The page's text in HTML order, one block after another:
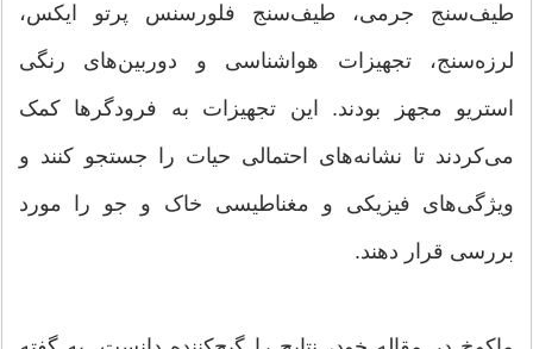
طیف‌سنج جرمی، طیف‌سنج فلورسنس پرتو ایکس،
لرزه‌سنج، تجهیزات هواشناسی و دوربین‌های رنگی
استریو مجهز بودند. این تجهیزات به فرودگرها کمک
می‌کردند تا نشانه‌های احتمالی حیات را جستجو کنند و
ویژگی‌های فیزیکی و مغناطیسی خاک و جو را مورد
بررسی قرار دهند.